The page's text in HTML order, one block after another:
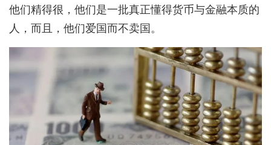
他们精得很，他们是一批真正懂得货币与金融本质的
人，而且，他们爱国而不卖国。